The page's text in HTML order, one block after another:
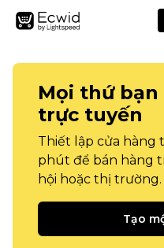
Mọi thứ bạn
trực tuyến
Thiết lập cửa hàng
phút để bán hàng
hội hoặc thị trường.
Tạo